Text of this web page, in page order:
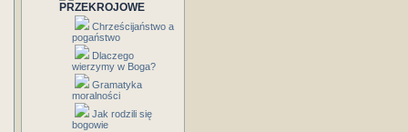
PRZEKROJOWE
Chrześcijaństwo a
pogaństwo
Dlaczego
wierzymy w Boga?
Gramatyka
moralności
Jak rodzili się
bogowie